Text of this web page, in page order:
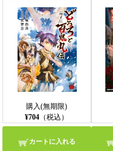
購入(無期限)
¥704 （税込）
カートに入れる